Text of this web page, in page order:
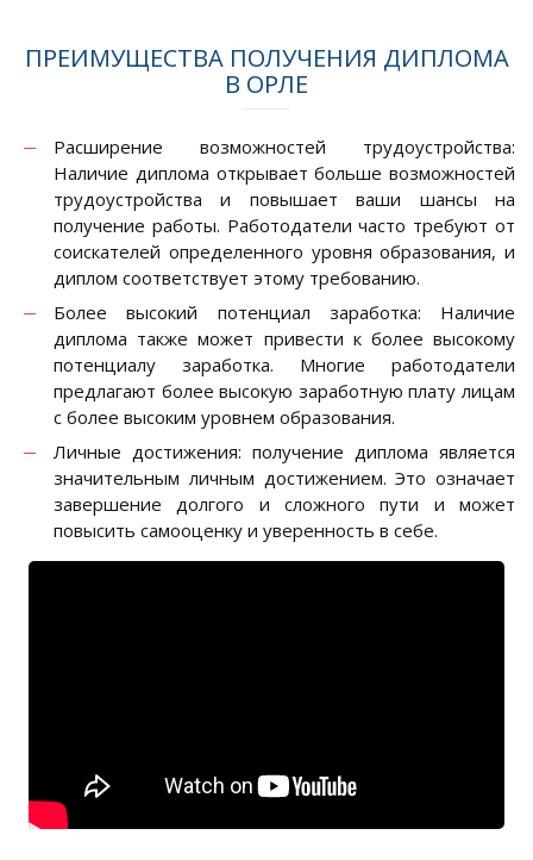
ПРЕИМУЩЕСТВА ПОЛУЧЕНИЯ ДИПЛОМА
В ОРЛЕ
Расширение возможностей трудоустройства:
Наличие диплома открывает больше возможностей
трудоустройства и повышает ваши шансы на
получение работы. Работодатели часто требуют от
соискателей определенного уровня образования, и
диплом соответствует этому требованию.
Более высокий потенциал заработка: Наличие
диплома также может привести к более высокому
потенциалу заработка. Многие работодатели
предлагают более высокую заработную плату лицам
с более высоким уровнем образования.
Личные достижения: получение диплома является
значительным личным достижением. Это означает
завершение долгого и сложного пути и может
повысить самооценку и уверенность в себе.